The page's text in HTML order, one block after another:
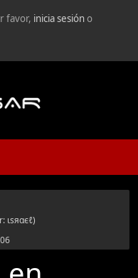
favor, inicia sesióno
ιѕяαєℓ)